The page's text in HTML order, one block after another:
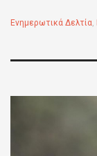
Ενημερωτικά Δελτία,